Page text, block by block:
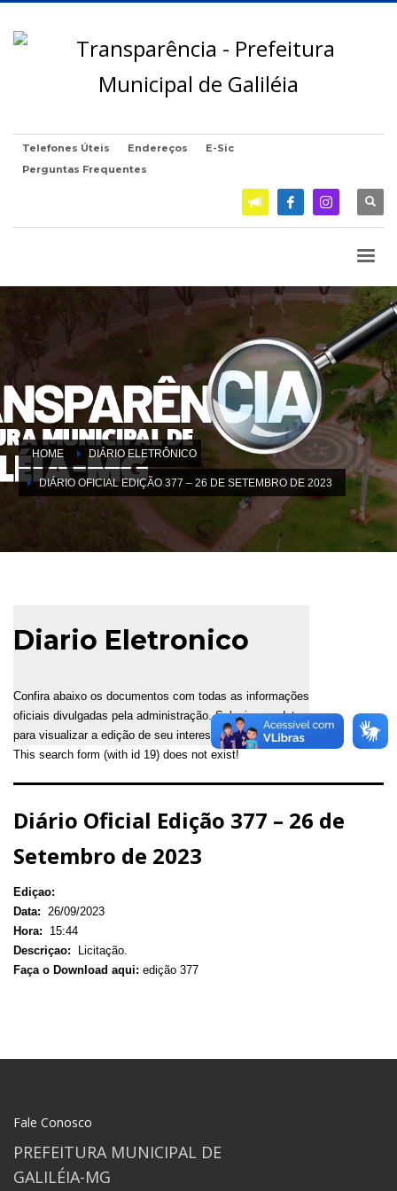
Telefones Úteis Endereços
E-Sic
Perguntas Frequentes
HOME DIÁRIO ELETRÔNICO
DIÁRIO OFICIAL EDIÇÃO 377 – 26 DE SETEMBRO DE 2023
Diario Eletronico
Confira abaixo os documentos com todas as informações
oficiais divulgadas pela administração. Selecione a data
para visualizar a edição de seu interesse.
This search form (with id 19) does not exist!
Diário Oficial Edição 377 – 26 de
Setembro de 2023
Ediçao:
Data:
26/09/2023
Hora:
15:44
Descriçao:
Licitação.
Faça o Download aqui: edição 377
Fale Conosco
PREFEITURA MUNICIPAL DE
GALILÉIA-MG